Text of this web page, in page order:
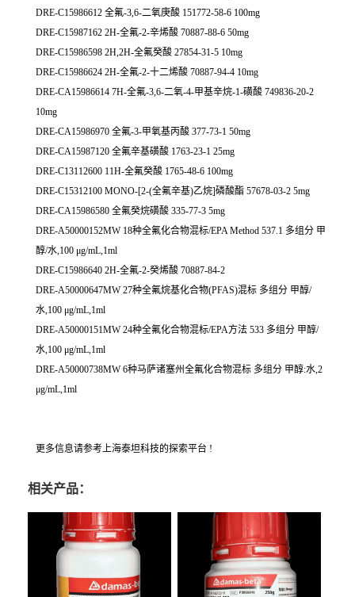
DRE-C15986612 全氟-3,6-二氧庚酸 151772-58-6 100mg
DRE-C15987162 2H-全氟-2-辛烯酸 70887-88-6 50mg
DRE-C15986598 2H,2H-全氟癸酸 27854-31-5 10mg
DRE-C15986624 2H-全氟-2-十二烯酸 70887-94-4 10mg
DRE-CA15986614 7H-全氟-3,6-二氧-4-甲基辛烷-1-磺酸 749836-20-2
10mg
DRE-CA15986970 全氟-3-甲氧基丙酸 377-73-1 50mg
DRE-CA15987120 全氟辛基磺酸 1763-23-1 25mg
DRE-C13112600 11H-全氟癸酸 1765-48-6 100mg
DRE-C15312100 MONO-[2-(全氟辛基)乙烷]磷酸酯 57678-03-2 5mg
DRE-CA15986580 全氟癸烷磺酸 335-77-3 5mg
DRE-A50000152MW 18种全氟化合物混标/EPA Method 537.1 多组分 甲
醇/水,100 μg/mL,1ml
DRE-C15986640 2H-全氟-2-癸烯酸 70887-84-2
DRE-A50000647MW 27种全氟烷基化合物(PFAS)混标 多组分 甲醇/
水,100 μg/mL,1ml
DRE-A50000151MW 24种全氟化合物混标/EPA方法 533 多组分 甲醇/
水,100 μg/mL,1ml
DRE-A50000738MW 6种马萨诸塞州全氟化合物混标 多组分 甲醇:水,2
μg/mL,1ml
更多信息请参考上海泰坦科技的探索平台 !
相关产品：